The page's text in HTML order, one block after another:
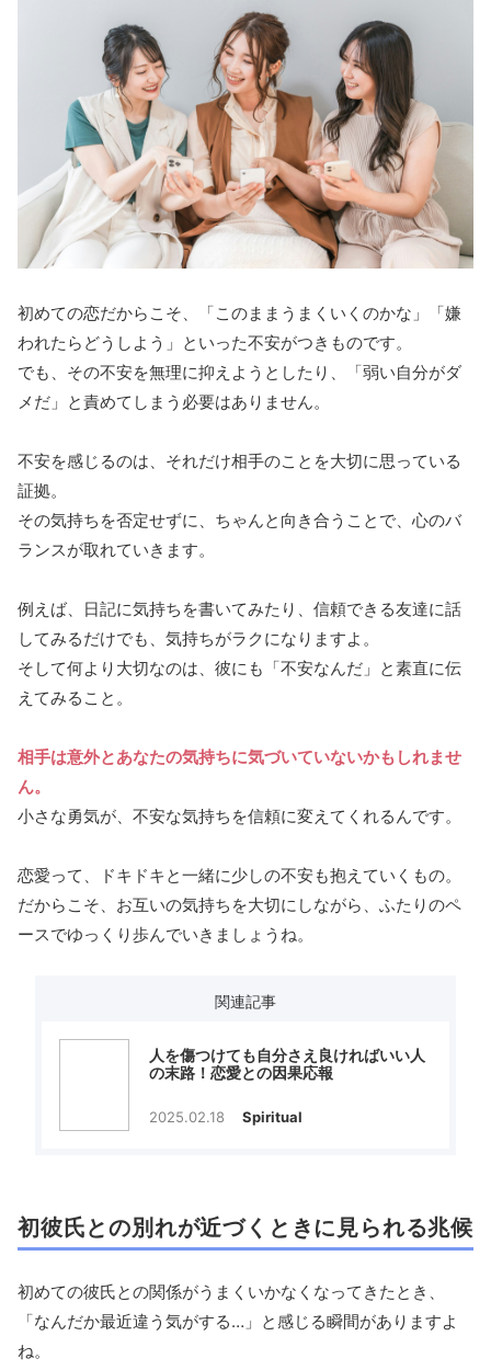
初めての恋だからこそ、「このままうまくいくのかな」「嫌
われたらどうしよう」といった不安がつきものです。
でも、その不安を無理に抑えようとしたり、「弱い自分がダ
メだ」と責めてしまう必要はありません。
不安を感じるのは、それだけ相手のことを大切に思っている
証拠。
その気持ちを否定せずに、ちゃんと向き合うことで、心のバ
ランスが取れていきます。
例えば、日記に気持ちを書いてみたり、信頼できる友達に話
してみるだけでも、気持ちがラクになりますよ。
そして何より大切なのは、彼にも「不安なんだ」と素直に伝
えてみること。
相手は意外とあなたの気持ちに気づいていないかもしれませ
ん。
小さな勇気が、不安な気持ちを信頼に変えてくれるんです。
恋愛って、ドキドキと一緒に少しの不安も抱えていくもの。
だからこそ、お互いの気持ちを大切にしながら、ふたりのペ
ースでゆっくり歩んでいきましょうね。
関連記事
人を傷つけても自分さえ良ければいい人
の末路！恋愛との因果応報
2025.02.18 Spiritual
初彼氏との別れが近づくときに見られる兆候
初めての彼氏との関係がうまくいかなくなってきたとき、
「なんだか最近違う気がする…」と感じる瞬間がありますよ
ね。